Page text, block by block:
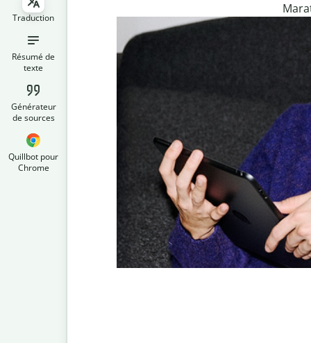
Traduction
Résumé de
texte
Générateur
de sources
Quillbot pour
Chrome